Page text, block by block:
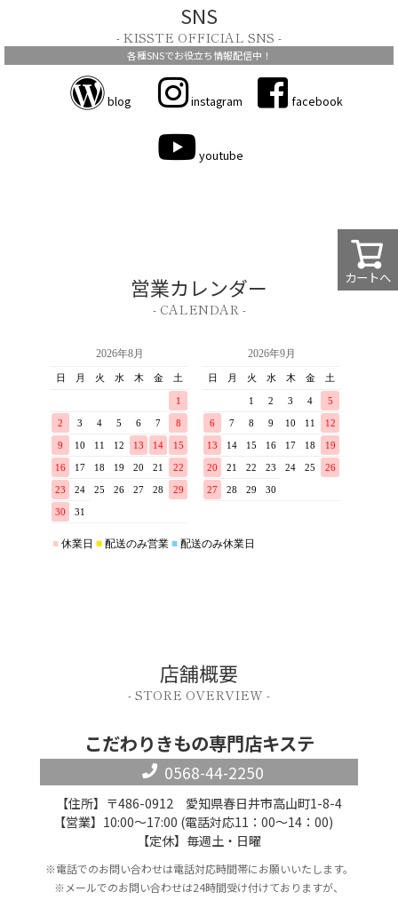
カートへ
SNS
- KISSTE OFFICIAL SNS -
各種SNSでお役立ち情報配信中！
blog instagram facebook
youtube
営業カレンダー
- CALENDAR -
店舗概要
- STORE OVERVIEW -
こだわりきもの専門店キステ
0568-44-2250
【住所】〒486-0912 愛知県春日井市高山町1-8-4
【営業】10:00～17:00 (電話対応11：00～14：00)
【定休】毎週土・日曜
※電話でのお問い合わせは電話対応時間帯にお願いいたします。
※メールでのお問い合わせは24時間受け付けておりますが、